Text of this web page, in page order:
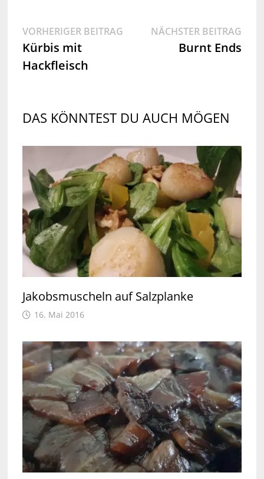
Beitragsnavigation
VORHERIGER BEITRAGVorheriger
Kürbis mit
Hackfleisch
NÄCHSTER BEITRAG
Burnt Ends
DAS KÖNNTEST DU AUCH MÖGEN
Jakobsmuscheln auf Salzplanke
16. Mai 2016